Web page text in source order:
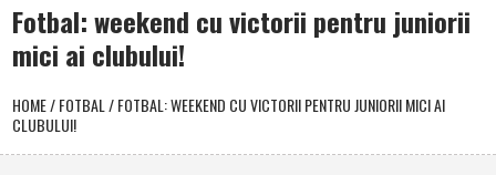
Fotbal: weekend cu victorii pentru juniorii
mici ai clubului!
HOME/FOTBAL/FOTBAL: WEEKEND CU VICTORII PENTRU JUNIORII MICI AI
CLUBULUI!